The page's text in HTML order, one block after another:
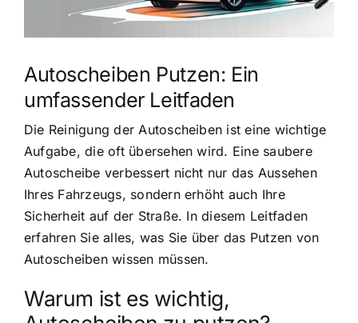
Autoscheiben Putzen: Ein
umfassender Leitfaden
Die Reinigung der Autoscheiben ist eine wichtige
Aufgabe, die oft übersehen wird. Eine saubere
Autoscheibe verbessert nicht nur das Aussehen
Ihres Fahrzeugs, sondern erhöht auch Ihre
Sicherheit auf der Straße. In diesem Leitfaden
erfahren Sie alles, was Sie über das Putzen von
Autoscheiben wissen müssen.
Warum ist es wichtig,